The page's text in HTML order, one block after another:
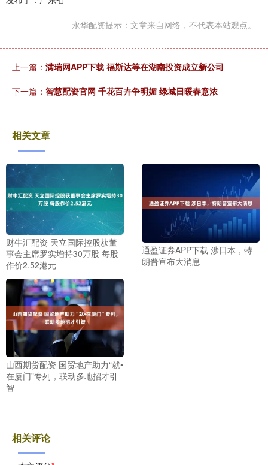
永华配资提示：文章来自网络，不代表本站观点。
上一篇： 满瑞网APP下载 福斯达等在湖南投资成立新公司
下一篇： 智慧配资官网 千花百卉争明媚 绿城日暖春意浓
相关文章
财牛汇配资 天立国际控股获董
事会主席罗实增持30万股 每股
作价2.52港元
通盈证券APP下载 涉日本，特
朗普宣布大消息
山西期货配资 国贸地产助力“就•
在厦门”专列，联动多地招才引
智
相关评论